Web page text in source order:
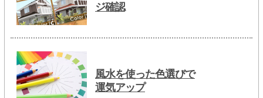
ジ確認
風水を使った色選びで
運気アップ